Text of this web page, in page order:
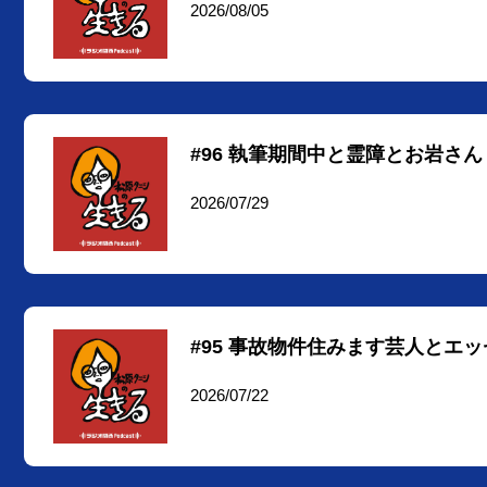
2026/08/05
#96 執筆期間中と霊障とお岩さん
2026/07/29
#95 事故物件住みます芸人とエッ
2026/07/22